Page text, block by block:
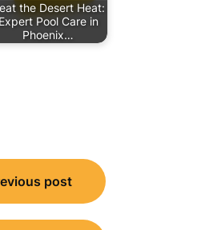
the Desert Heat:
Expert Pool Care in
Phoenix…
post